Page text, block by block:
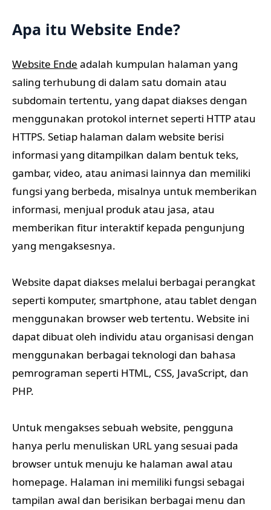
Apa itu Website Ende?
Website Ende adalah kumpulan halaman yang
saling terhubung di dalam satu domain atau
subdomain tertentu, yang dapat diakses dengan
menggunakan protokol internet seperti HTTP atau
HTTPS. Setiap halaman dalam website berisi
informasi yang ditampilkan dalam bentuk teks,
gambar, video, atau animasi lainnya dan memiliki
fungsi yang berbeda, misalnya untuk memberikan
informasi, menjual produk atau jasa, atau
memberikan fitur interaktif kepada pengunjung
yang mengaksesnya.
Website dapat diakses melalui berbagai perangkat
seperti komputer, smartphone, atau tablet dengan
menggunakan browser web tertentu. Website ini
dapat dibuat oleh individu atau organisasi dengan
menggunakan berbagai teknologi dan bahasa
pemrograman seperti HTML, CSS, JavaScript, dan
PHP.
Untuk mengakses sebuah website, pengguna
hanya perlu menuliskan URL yang sesuai pada
browser untuk menuju ke halaman awal atau
homepage. Halaman ini memiliki fungsi sebagai
tampilan awal dan berisikan berbagai menu dan